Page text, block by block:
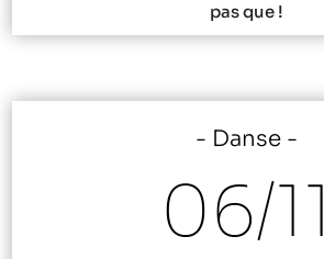
pas que !
Danse
06/11